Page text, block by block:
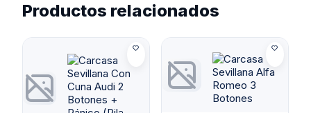
Productos relacionados